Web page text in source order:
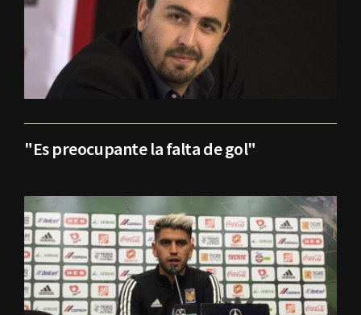
"Es preocupante la falta de gol"